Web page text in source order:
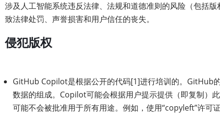
涉及人工智能系统违反法律、法规和道德准则的风险（包括
致法律处罚、声誉损害和用户信任的丧失。
侵犯版权
GitHub Copilot是根据公开的代码[1]进行培训的。GitHub
数据的组成。Copilot可能会根据用户提示提供（即复制）
可能不会被批准用于所有用途。例如，使用“copyleft”许可